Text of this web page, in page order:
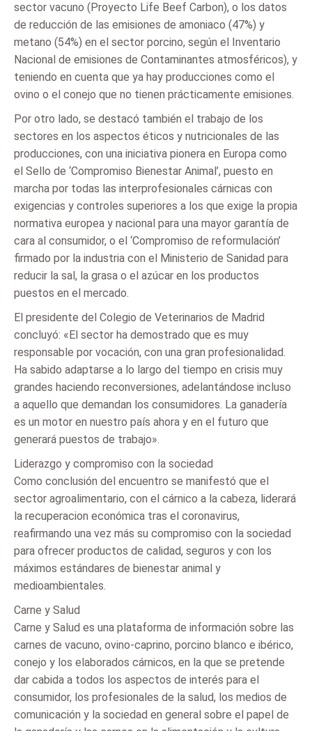
sector vacuno (Proyecto Life Beef Carbon), o los datos
de reducción de las emisiones de amoniaco (47%) y
metano (54%) en el sector porcino, según el Inventario
Nacional de emisiones de Contaminantes atmosféricos), y
teniendo en cuenta que ya hay producciones como el
ovino o el conejo que no tienen prácticamente emisiones.
Por otro lado, se destacó también el trabajo de los
sectores en los aspectos éticos y nutricionales de las
producciones, con una iniciativa pionera en Europa como
el Sello de ‘Compromiso Bienestar Animal’, puesto en
marcha por todas las interprofesionales cárnicas con
exigencias y controles superiores a los que exige la propia
normativa europea y nacional para una mayor garantía de
cara al consumidor, o el ‘Compromiso de reformulación’
firmado por la industria con el Ministerio de Sanidad para
reducir la sal, la grasa o el azúcar en los productos
puestos en el mercado.
El presidente del Colegio de Veterinarios de Madrid
concluyó: «El sector ha demostrado que es muy
responsable por vocación, con una gran profesionalidad.
Ha sabido adaptarse a lo largo del tiempo en crisis muy
grandes haciendo reconversiones, adelantándose incluso
a aquello que demandan los consumidores. La ganadería
es un motor en nuestro país ahora y en el futuro que
generará puestos de trabajo».
Liderazgo y compromiso con la sociedad
Como conclusión del encuentro se manifestó que el
sector agroalimentario, con el cárnico a la cabeza, liderará
la recuperacion económica tras el coronavirus,
reafirmando una vez más su compromiso con la sociedad
para ofrecer productos de calidad, seguros y con los
máximos estándares de bienestar animal y
medioambientales.
Carne y Salud
Carne y Salud es una plataforma de información sobre las
carnes de vacuno, ovino-caprino, porcino blanco e ibérico,
conejo y los elaborados cárnicos, en la que se pretende
dar cabida a todos los aspectos de interés para el
consumidor, los profesionales de la salud, los medios de
comunicación y la sociedad en general sobre el papel de